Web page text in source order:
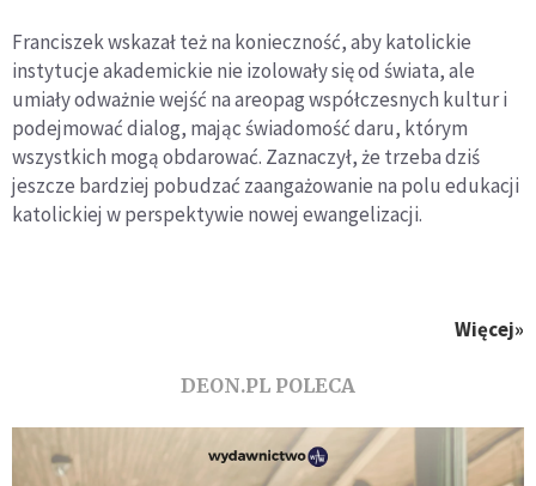
Franciszek wskazał też na konieczność, aby katolickie
instytucje akademickie nie izolowały się od świata, ale
umiały odważnie wejść na areopag współczesnych kultur i
podejmować dialog, mając świadomość daru, którym
wszystkich mogą obdarować. Zaznaczył, że trzeba dziś
jeszcze bardziej pobudzać zaangażowanie na polu edukacji
katolickiej w perspektywie nowej ewangelizacji.
Więcej»
DEON.PL POLECA